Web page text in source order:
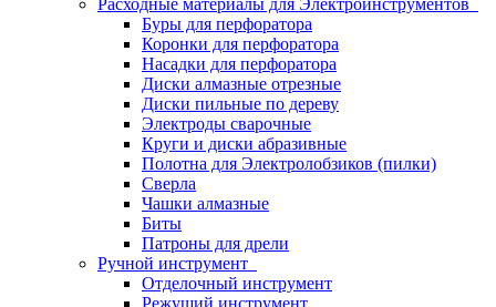
Расходные материалы для Электроинструментов
Буры для перфоратора
Коронки для перфоратора
Насадки для перфоратора
Диски алмазные отрезные
Диски пильные по дереву
Электроды сварочные
Круги и диски абразивные
Полотна для Электролобзиков (пилки)
Сверла
Чашки алмазные
Биты
Патроны для дрели
Ручной инструмент
Отделочный инструмент
Режущий инструмент